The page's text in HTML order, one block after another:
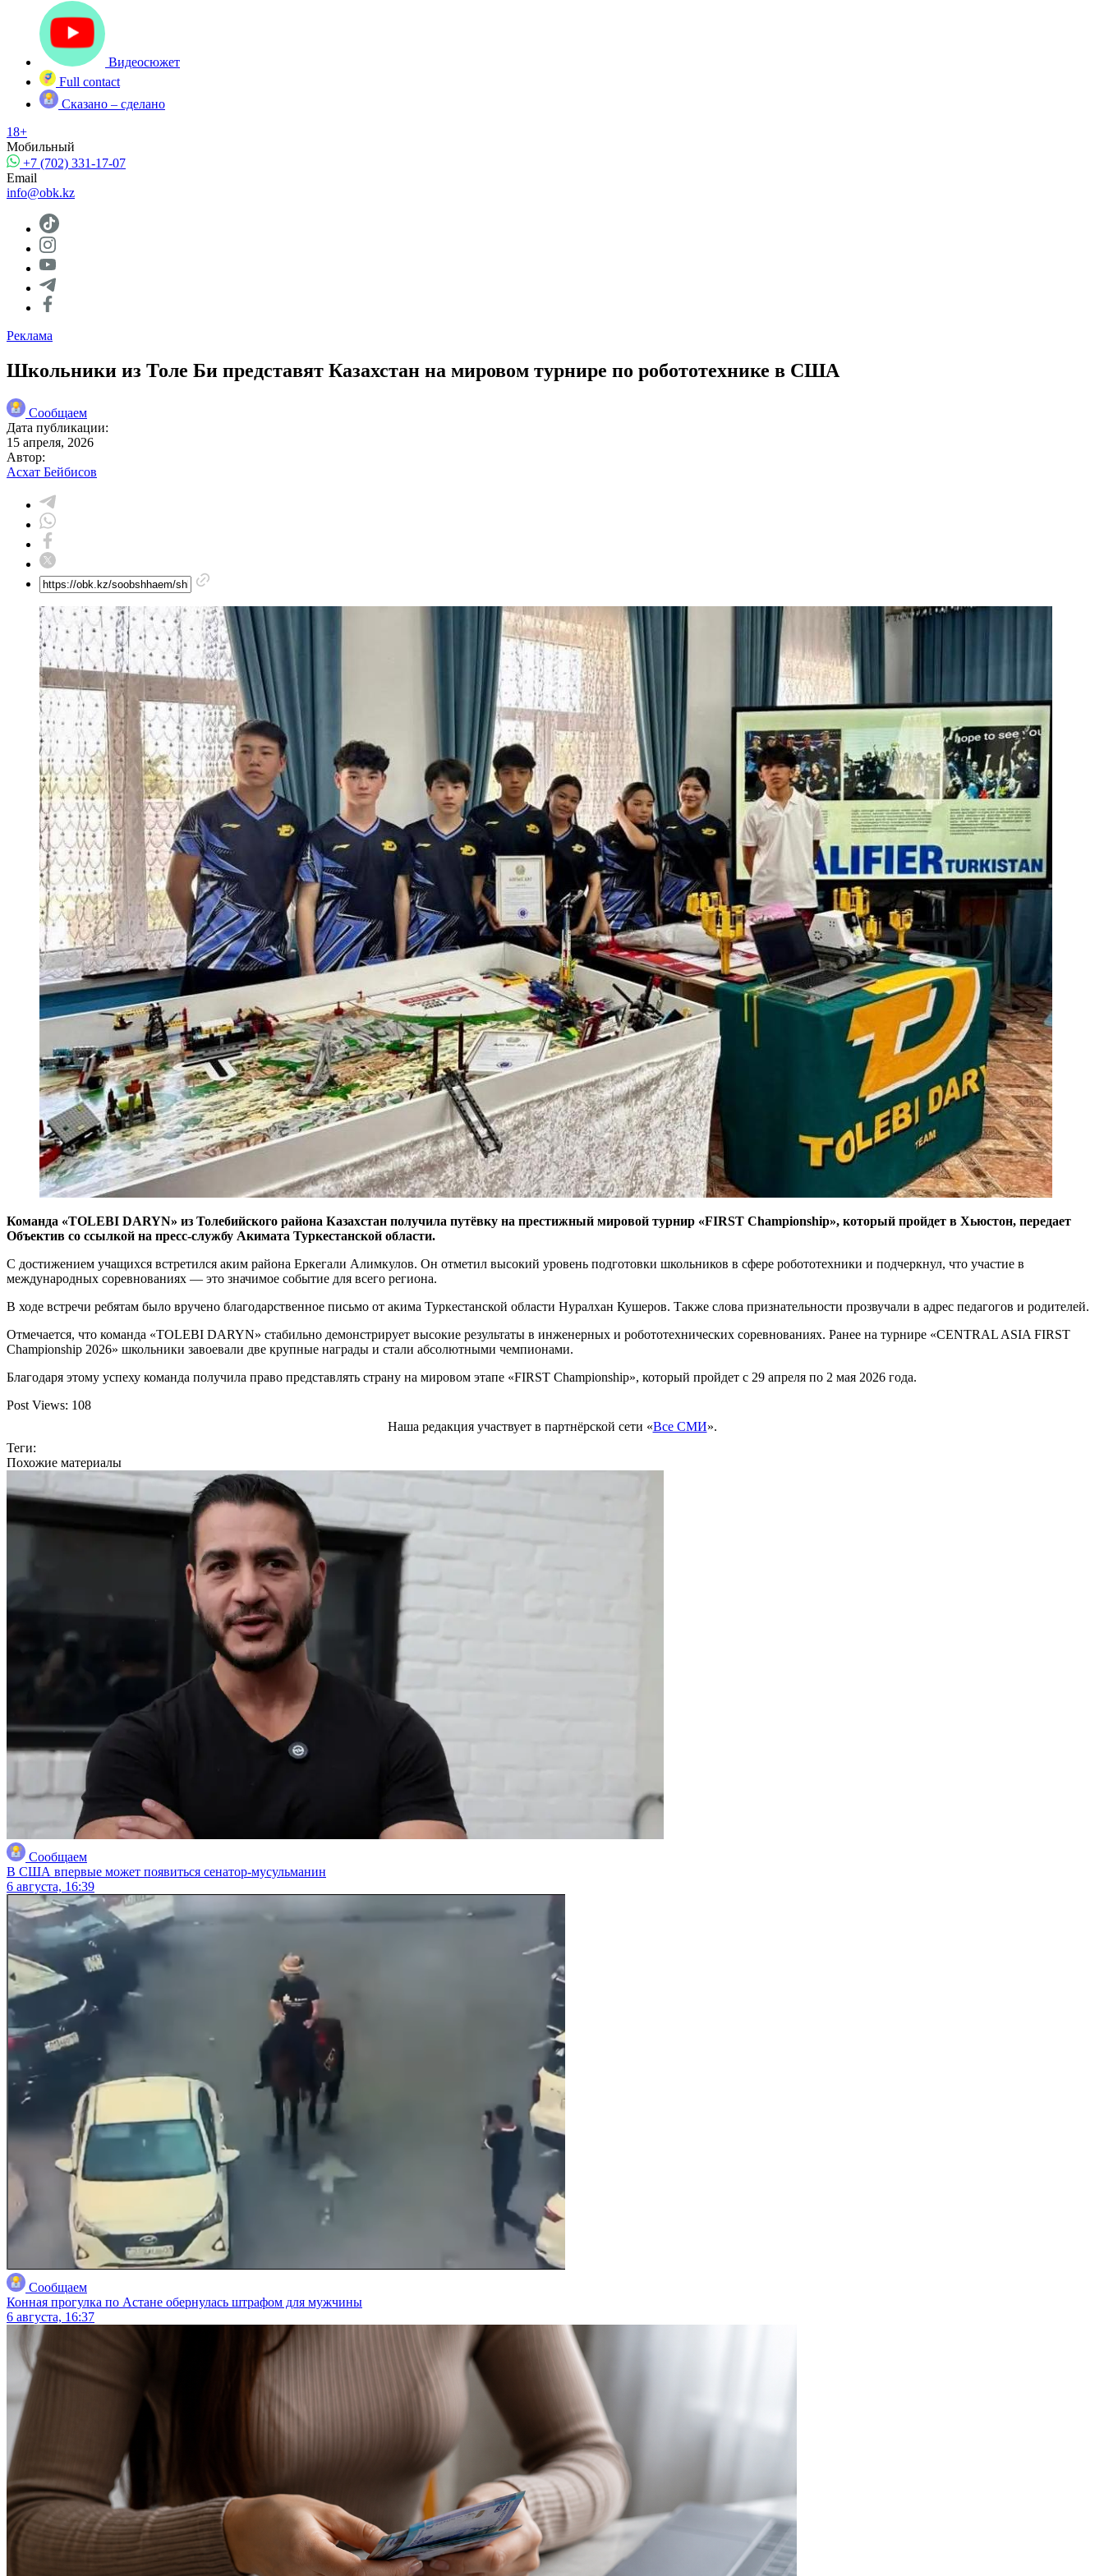
Видеосюжет
Full contact
Сказано – сделано
18+
Мобильный
+7 (702) 331-17-07
Email
info@obk.kz
Реклама
Школьники из Толе Би представят Казахстан на мировом турнире по робототехнике в США
Сообщаем
Дата публикации:
15 апреля, 2026
Автор:
Асхат Бейбисов
Команда «TOLEBI DARYN» из Толебийского района Казахстан получила путёвку на престижный мировой турнир «FIRST Championship», который пройдет в Хьюстон, передает
Объектив со ссылкой на пресс-службу Акимата Туркестанской области.
С достижением учащихся встретился аким района Еркегали Алимкулов. Он отметил высокий уровень подготовки школьников в сфере робототехники и подчеркнул, что участие в
международных соревнованиях — это значимое событие для всего региона.
В ходе встречи ребятам было вручено благодарственное письмо от акима Туркестанской области Нуралхан Кушеров. Также слова признательности прозвучали в адрес педагогов и родителей.
Отмечается, что команда «TOLEBI DARYN» стабильно демонстрирует высокие результаты в инженерных и робототехнических соревнованиях. Ранее на турнире «CENTRAL ASIA FIRST
Championship 2026» школьники завоевали две крупные награды и стали абсолютными чемпионами.
Благодаря этому успеху команда получила право представлять страну на мировом этапе «FIRST Championship», который пройдет с 29 апреля по 2 мая 2026 года.
Post Views: 108
Наша редакция участвует в партнёрской сети «Все СМИ».
Теги:
Похожие материалы
Сообщаем
В США впервые может появиться сенатор-мусульманин
6 августа, 16:39
Сообщаем
Конная прогулка по Астане обернулась штрафом для мужчины
6 августа, 16:37